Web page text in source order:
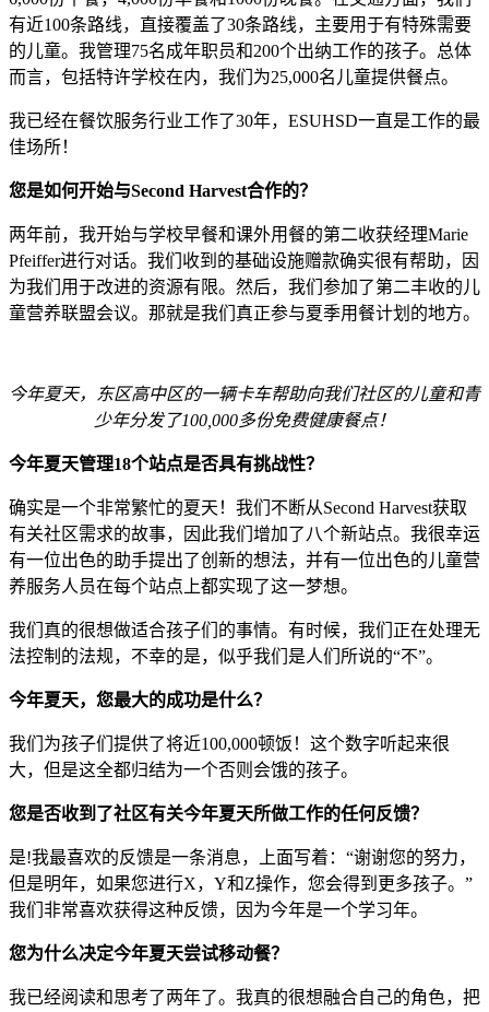
有近100条路线，直接覆盖了30条路线，主要用于有特殊需要
的儿童。我管理75名成年职员和200个出纳工作的孩子。总体
而言，包括特许学校在内，我们为25,000名儿童提供餐点。
我已经在餐饮服务行业工作了30年，ESUHSD一直是工作的最
佳场所！
您是如何开始与Second Harvest合作的？
两年前，我开始与学校早餐和课外用餐的第二收获经理Marie
Pfeiffer进行对话。我们收到的基础设施赠款确实很有帮助，因
为我们用于改进的资源有限。然后，我们参加了第二丰收的儿
童营养联盟会议。那就是我们真正参与夏季用餐计划的地方。
今年夏天，东区高中区的一辆卡车帮助向我们社区的儿童和青
少年分发了100,000多份免费健康餐点！
今年夏天管理18个站点是否具有挑战性？
确实是一个非常繁忙的夏天！我们不断从Second Harvest获取
有关社区需求的故事，因此我们增加了八个新站点。我很幸运
有一位出色的助手提出了创新的想法，并有一位出色的儿童营
养服务人员在每个站点上都实现了这一梦想。
我们真的很想做适合孩子们的事情。有时候，我们正在处理无
法控制的法规，不幸的是，似乎我们是人们所说的“不”。
今年夏天，您最大的成功是什么？
我们为孩子们提供了将近100,000顿饭！这个数字听起来很
大，但是这全都归结为一个否则会饿的孩子。
您是否收到了社区有关今年夏天所做工作的任何反馈？
是!我最喜欢的反馈是一条消息，上面写着：“谢谢您的努力，
但是明年，如果您进行X，Y和Z操作，您会得到更多孩子。”
我们非常喜欢获得这种反馈，因为今年是一个学习年。
您为什么决定今年夏天尝试移动餐？
我已经阅读和思考了两年了。我真的很想融合自己的角色，把